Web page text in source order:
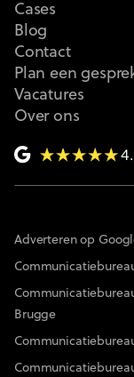
Cases
Blog
Contact
Plan een
Vacatures
Over ons
Adverteren op
Brugge